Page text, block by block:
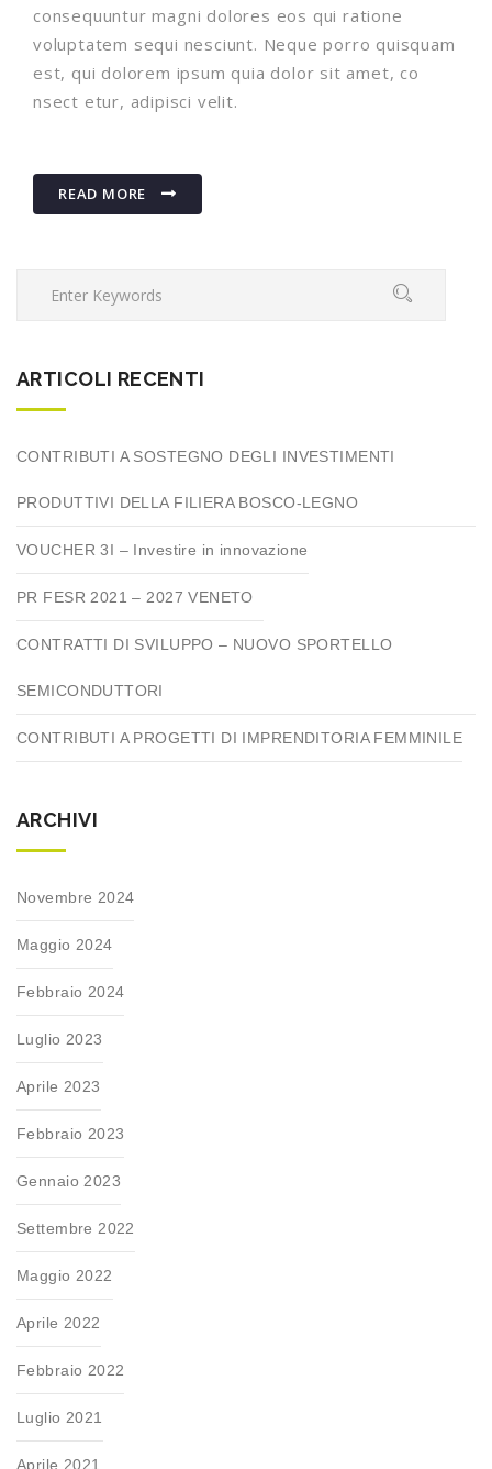
consequuntur magni dolores eos qui ratione
voluptatem sequi nesciunt. Neque porro quisquam
est, qui dolorem ipsum quia dolor sit amet, co
nsect etur, adipisci velit.
READ MORE
ARTICOLI RECENTI
CONTRIBUTI A SOSTEGNO DEGLI INVESTIMENTI
PRODUTTIVI DELLA FILIERA BOSCO-LEGNO
VOUCHER 3I – Investire in innovazione
PR FESR 2021 – 2027 VENETO
CONTRATTI DI SVILUPPO – NUOVO SPORTELLO
SEMICONDUTTORI
CONTRIBUTI A PROGETTI DI IMPRENDITORIA FEMMINILE
ARCHIVI
Novembre 2024
Maggio 2024
Febbraio 2024
Luglio 2023
Aprile 2023
Febbraio 2023
Gennaio 2023
Settembre 2022
Maggio 2022
Aprile 2022
Febbraio 2022
Luglio 2021
Aprile 2021